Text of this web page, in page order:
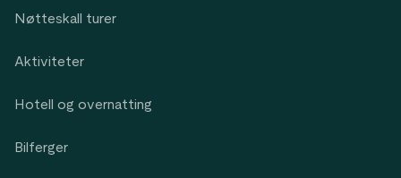
Nøtteskall turer
Aktiviteter
Hotell og overnatting
Bilferger